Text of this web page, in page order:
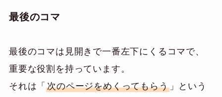
最後のコマ
最後のコマは見開きで一番左下にくるコマで、
重要な役割を持っています。
それは「次のページをめくってもらう」という